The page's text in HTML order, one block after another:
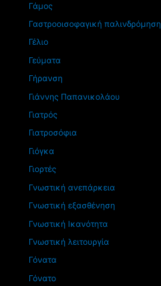
Γάμος
Γαστροοισοφαγική παλινδρόμηση
Γέλιο
Γεύματα
Γήρανση
Γιάννης Παπανικολάου
Γιατρός
Γιατροσόφια
Γιόγκα
Γιορτές
Γνωστική ανεπάρκεια
Γνωστική εξασθένηση
Γνωστική Ικανότητα
Γνωστική λειτουργία
Γόνατα
Γόνατο